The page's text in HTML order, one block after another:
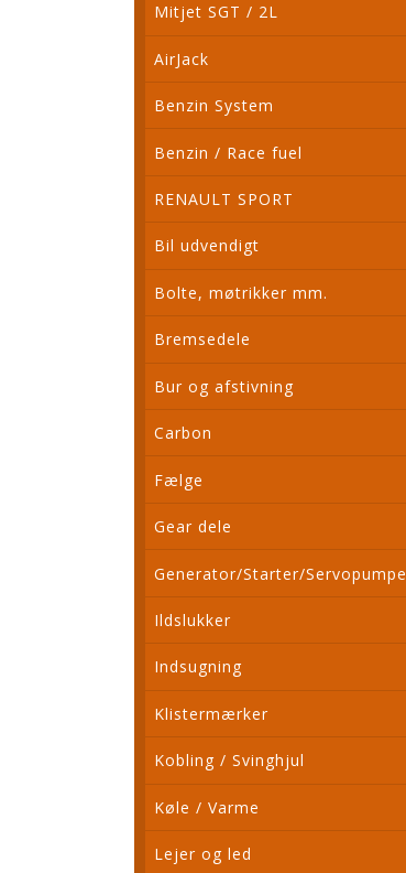
Mitjet SGT / 2L
AirJack
Benzin System
Benzin / Race fuel
RENAULT SPORT
Bil udvendigt
Bolte, møtrikker mm.
Bremsedele
Bur og afstivning
Carbon
Fælge
Gear dele
Generator/Starter/Servopumpe
Ildslukker
Indsugning
Klistermærker
Kobling / Svinghjul
Køle / Varme
Lejer og led